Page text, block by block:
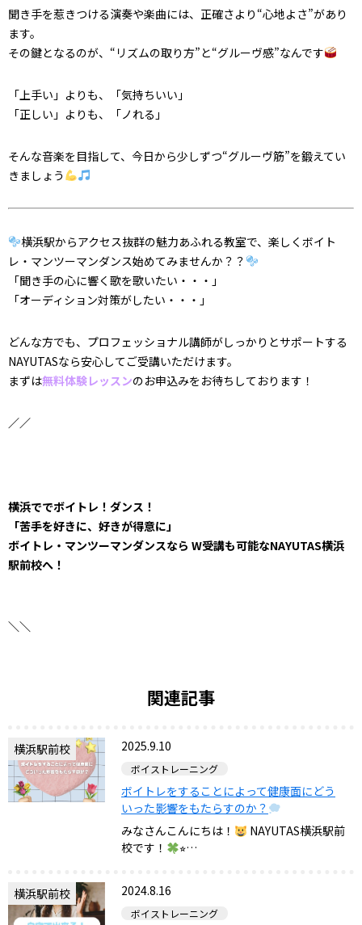
聞き手を惹きつける演奏や楽曲には、正確さより“心地よさ”があり
ます。
その鍵となるのが、“リズムの取り方”と“グルーヴ感”なんです
「上手い」よりも、「気持ちいい」
「正しい」よりも、「ノれる」
そんな音楽を目指して、今日から少しずつ“グルーヴ筋”を鍛えてい
きましょう
横浜駅からアクセス抜群の魅力あふれる教室で、 楽しくボイト
レ・マンツーマンダンス始めてみませんか？？
「聞き手の心に響く歌を歌いたい・・・」
「オーディション対策がしたい・・・」
どんな方でも、プロフェッショナル講師がしっかりとサポートする
NAYUTASなら安心してご受講いただけます。
まずは無料体験レッスンのお申込みをお待ちしております！
／／
横浜ででボイトレ！ダンス！
「苦手を好きに、好きが得意に」
ボイトレ・マンツーマンダンスなら W受講も可能なNAYUTAS横浜
駅前校へ！
＼＼
関連記事
横浜駅前校 2025.9.10
ボイストレーニング
ボイトレをすることによって健康面にどう
いった影響をもたらすのか？
みなさんこんにちは！
NAYUTAS横浜駅前
校です！
⭐︎…
横浜駅前校 2024.8.16
ボイストレーニング